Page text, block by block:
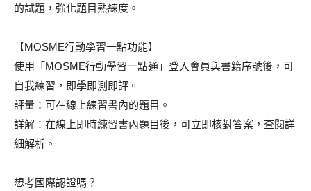
的試題，強化題目熟練度。
【MOSME行動學習一點功能】
使用「MOSME行動學習一點通」登入會員與書籍序號後，可
自我練習，即學即測即評。
評量：可在線上練習書內的題目。
詳解：在線上即時練習書內題目後，可立即核對答案，查閱詳
細解析。
想考國際認證嗎？